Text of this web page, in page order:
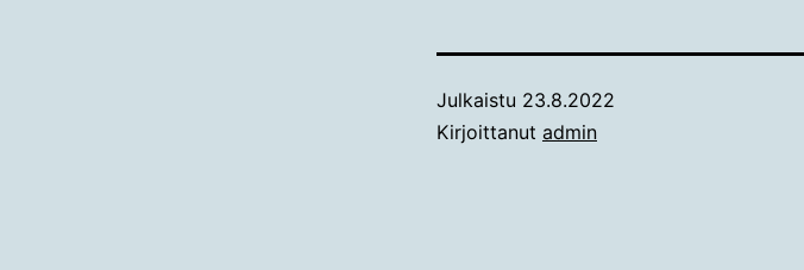
Julkaistu 23.8.2022
Kirjoittanut admin